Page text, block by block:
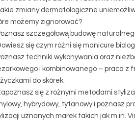
zmiany dermatologiczne
możemy zignorować?
szczegółową budowę
się czym różni się manicure
techniki wykonywania oraz
i kombinowanego – praca z
do skórek.
się z różnymi metodami
hybrydowy, tytanowy i poznasz
uznanych marek takich jak m.in.